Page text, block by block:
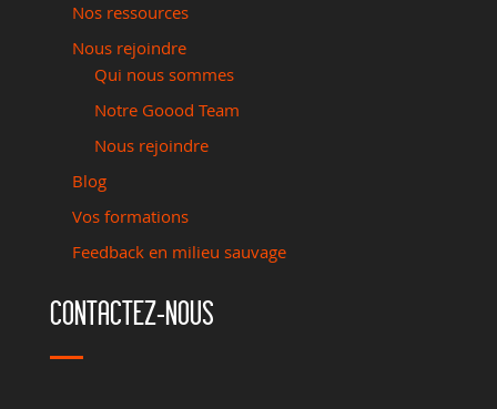
Nos ressources
Nous rejoindre
Qui nous sommes
Notre Goood Team
Nous rejoindre
Blog
Vos formations
Feedback en milieu sauvage
CONTACTEZ-NOUS